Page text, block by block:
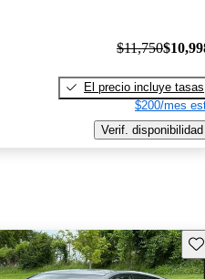
$11,750
El precio incluye tasas
$200/mes
Verif. disponibilidad